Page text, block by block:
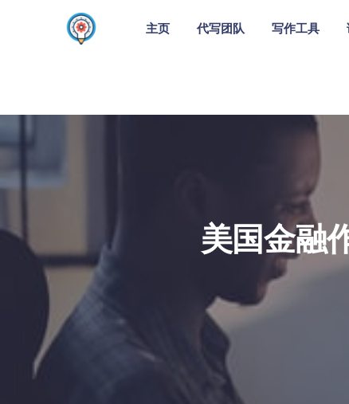
主页 代写团队 写作工具
美国金融